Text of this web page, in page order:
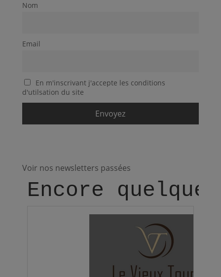
Nom
Email
En m'inscrivant j'accepte les conditions
d'utilsation du site
Voir nos newsletters passées
Encore